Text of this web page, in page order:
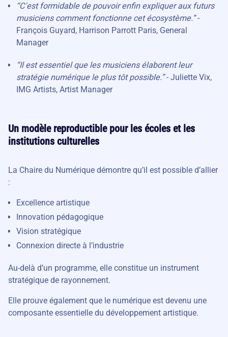
“C'est formidable de pouvoir enfin expliquer aux futurs
musiciens comment fonctionne cet écosystème.”-
François Guyard, Harrison Parrott Paris, General
Manager
“Il est essentiel que les musiciens élaborent leur
stratégie numérique le plus tôt possible.”- Juliette Vix,
IMG Artists, Artist Manager
Un modèle reproductible pour les écoles et les
institutions culturelles
La Chaire du Numérique démontre qu’il est possible d’allier
:
Excellence artistique
Innovation pédagogique
Vision stratégique
Connexion directe à l’industrie
Au-delà d’un programme, elle constitue un instrument
stratégique de rayonnement.
Elle prouve également que le numérique est devenu une
composante essentielle du développement artistique.